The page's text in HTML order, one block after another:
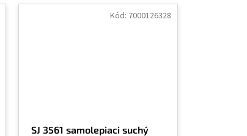
SJ 3561 samolepiaci suchý
Kód: 7000126328